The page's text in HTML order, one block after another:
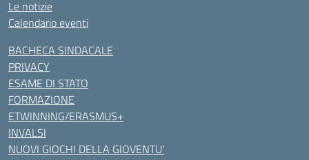
Le notizie
Calendario eventi
BACHECA SINDACALE
PRIVACY
ESAME DI STATO
FORMAZIONE
ETWINNING/ERASMUS+
INVALSI
NUOVI GIOCHI DELLA GIOVENTU’